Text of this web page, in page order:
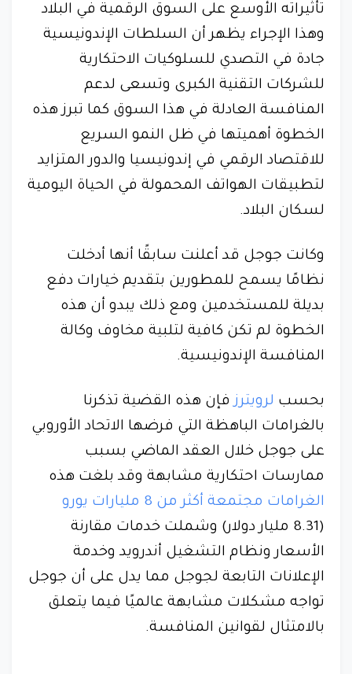
تأثيراته الأوسع على السوق الرقمية في البلاد
وهذا الإجراء يظهر أن السلطات الإندونيسية
جادة في التصدي للسلوكيات الاحتكارية
للشركات التقنية الكبرى وتسعى لدعم
المنافسة العادلة في هذا السوق كما تبرز هذه
الخطوة أهميتها في ظل النمو السريع
للاقتصاد الرقمي في إندونيسيا والدور المتزايد
لتطبيقات الهواتف المحمولة في الحياة اليومية
لسكان البلاد.
وكانت جوجل قد أعلنت سابقًا أنها أدخلت
نظامًا يسمح للمطورين بتقديم خيارات دفع
بديلة للمستخدمين ومع ذلك يبدو أن هذه
الخطوة لم تكن كافية لتلبية مخاوف وكالة
المنافسة الإندونيسية.
بحسب لرويترزفإن هذه القضية تذكرنا
بالغرامات الباهظة التي فرضها الاتحاد الأوروبي
على جوجل خلال العقد الماضي بسبب
ممارسات احتكارية مشابهة وقد بلغت هذه
الغرامات مجتمعة أكثر من 8 مليارات يورو
(8.31 مليار دولار) وشملت خدمات مقارنة
الأسعار ونظام التشغيل أندرويد وخدمة
الإعلانات التابعة لجوجل مما يدل على أن جوجل
تواجه مشكلات مشابهة عالميًا فيما يتعلق
بالامتثال لقوانين المنافسة.